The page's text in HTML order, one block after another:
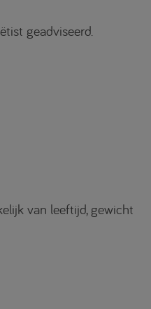
geadviseerd.
van leeftijd, gewicht